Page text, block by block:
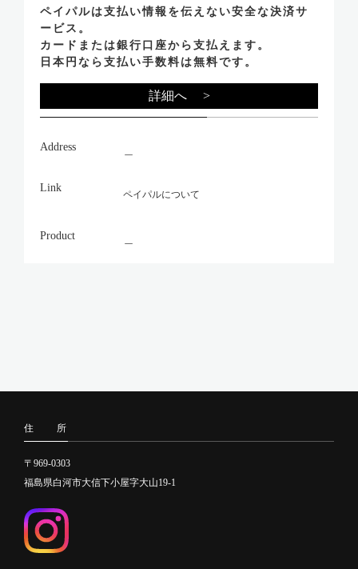
ペイパルは支払い情報を伝えない安全な決済サ
ービス。
カードまたは銀行口座から支払えます。
日本円なら支払い手数料は無料です。
詳細へ >
Address
Link
ペイパルについて
Product
住 所
〒969-0303
福島県白河市大信下小屋字大山19-1